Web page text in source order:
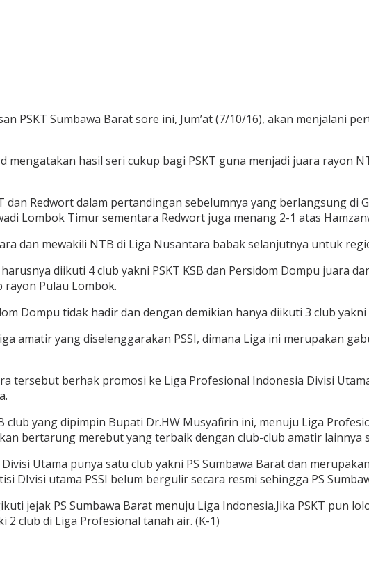
PSKT Sumbawa Barat sore ini, Jum’at (7/10/16), akan menjalani
mengatakan hasil seri cukup bagi PSKT guna menjadi juara rayon
dan Redwort dalam pertandingan sebelumnya yang berlangsung di
Lombok Timur sementara Redwort juga menang 2-1 atas
dan mewakili NTB di Liga Nusantara babak selanjutnya untuk
diikuti 4 club yakni PSKT KSB dan Persidom Dompu juara
Pulau Lombok.
Dompu tidak hadir dan dengan demikian hanya diikuti 3 club yakni
amatir yang diselenggarakan PSSI, dimana Liga ini merupakan
tersebut berhak promosi ke Liga Profesional Indonesia Divisi
club yang dipimpin Bupati Dr.HW Musyafirin ini, menuju Liga
bertarung merebut yang terbaik dengan club-club amatir lainnya
Utama punya satu club yakni PS Sumbawa Barat dan
DIvisi utama PSSI belum bergulir secara resmi sehingga PS
jejak PS Sumbawa Barat menuju Liga Indonesia.Jika PSKT pun
club di Liga Profesional tanah air. (K-1)